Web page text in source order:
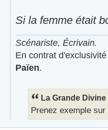
Si la femme était
Scénariste, Écrivain.
En contrat
Païen.
La Grande
Prenez exemple